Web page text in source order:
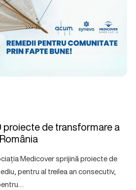
proiecte de transformare a
Medicover sprijină proiecte de
pentru al treilea an consecutiv,